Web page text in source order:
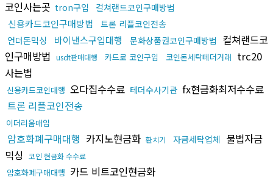
코인사는곳 tron구입 컬쳐랜드코인구매방법
신용카드코인구매방법
트론 리플코인전송
언더돈믹싱
바이낸스구입대행 문화상품권코인구매방법 컬쳐랜드코
인구매방법 usdt판매대행 카드로 코인구입 코인돈세탁테더거래 trc20
사는법
신용카드코인대행 오다집수수료 테더수사기관 fx현금화최저수수료
트론 리플코인전송
이더리움매입
암호화폐구매대행 카지노현금화 환치기 자금세탁업체 불법자금
믹싱
코인 현금화 수수료
암호화폐구매대행 카드 비트코인현금화